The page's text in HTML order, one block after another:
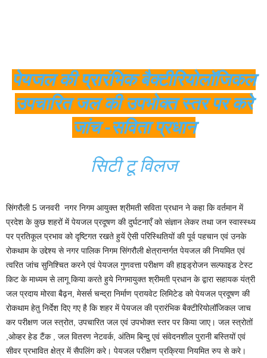
पेयजल की प्रारंभिक बैक्टीरियोलॉजिकल
उपचारित जल की उपभोक्त स्तर पर करे
जांच -सविता प्रधान
सिटी टू विलज
सिंगरौली 5 जनवरी नगर निगम आयुक्त श्रीमती सविता प्रधान ने कहा कि वर्तमान में
प्रदेश के कुछ शहरों में पेयजल प्रदूषण की दुर्घटनाएँ को संज्ञान लेकर तथा जन स्वास्स्थ्य
पर प्रतिकूल प्रभाव को दृष्टिगत रखते हुयें ऐसी परिस्थितियों की पूर्व पहचान एवं उनके
रोकथाम के उद्देश्य से नगर पालिक निगम सिंगरौली क्षेत्रान्तर्गत पेयजल की नियमित एवं
त्वरित जांच सुनिश्चित करने एवं पेयजल गुणवत्ता परीक्षण की हाइड्रोजन सल्फाइड टेस्ट
किट के माध्यम से लागू किया करते हुये निगमायुक्त श्रीमती प्रधान के द्वारा सहायक यंत्री
जल प्रदाय मोरवा बैढ़न, मेसर्स चन्द्रा निर्माण प्रायवेट लिमिटेड को पेयजल प्रदूषण की
रोकथाम हेतु निर्देश दिए गए है कि शहर में पेयजल की प्रारंभिक बैक्टीरियोलॉजिकल जाच
कर परीक्षण जल स्त्रोत, उपचारित जल एवं उपभोक्त स्तर पर किया जाए। जल स्त्रोतों
,ओव्हर हेड टैंक , जल वितरण नेटवर्क, अंतिम बिन्दु एवं संवेदनशील पुरानी बस्तियों एवं
सीवर प्रभावित क्षेत्र में सैपलिंग करे। पेयजल परीक्षण प्रक्रिया नियमित रुप से करे।